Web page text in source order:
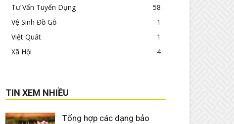
Tư Vấn Tuyển Dụng
58
Vệ Sinh Đồ Gỗ
1
Việt Quất
1
Xã Hội
4
TIN XEM NHIỀU
Tổng hợp các dạng bảo